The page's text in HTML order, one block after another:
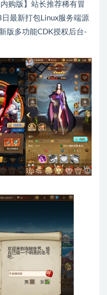
购版】站长推荐稀有冒
最新打包Linux服务端源
版多功能CDK授权后台-